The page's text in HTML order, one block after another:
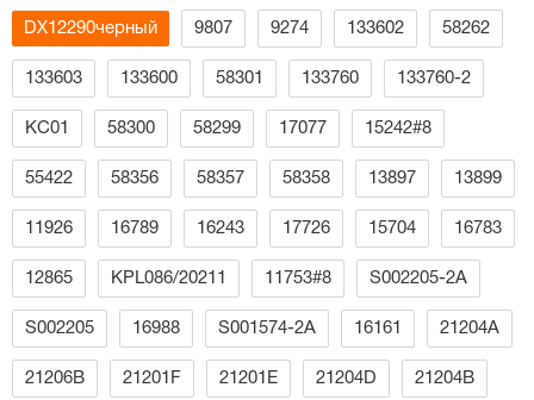
DX12290черный 9807 9274 133602 58262
133603 133600 58301 133760 133760-2
КС01 58300 58299 17077 15242#8
55422 58356 58357 58358 13897 13899
11926 16789 16243 17726 15704 16783
12865 KPL086/20211 11753#8 S002205-2A
S002205 16988 S001574-2A 16161 21204A
21206В 21201F 21201E 21204D 21204B